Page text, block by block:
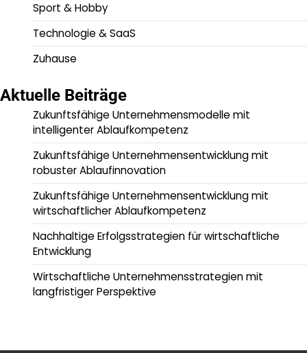
Sport & Hobby
Technologie & SaaS
Zuhause
Aktuelle Beiträge
Zukunftsfähige Unternehmensmodelle mit
intelligenter Ablaufkompetenz
Zukunftsfähige Unternehmensentwicklung mit
robuster Ablaufinnovation
Zukunftsfähige Unternehmensentwicklung mit
wirtschaftlicher Ablaufkompetenz
Nachhaltige Erfolgsstrategien für wirtschaftliche
Entwicklung
Wirtschaftliche Unternehmensstrategien mit
langfristiger Perspektive